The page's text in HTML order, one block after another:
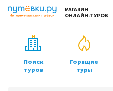
МАГАЗИН
ОНЛАЙН-ТУРОВ
Сервисы
Бронирование отелей
Трансфер
Поиск
туров
Горящие
туры